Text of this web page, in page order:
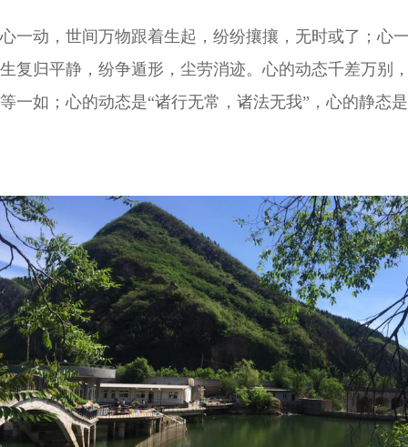
心一动，世间万物跟着生起，纷纷攘攘，无时或了；心
生复归平静，纷争遁形，尘劳消迹。心的动态千差万别
等一如；心的动态是“诸行无常，诸法无我”，心的静态